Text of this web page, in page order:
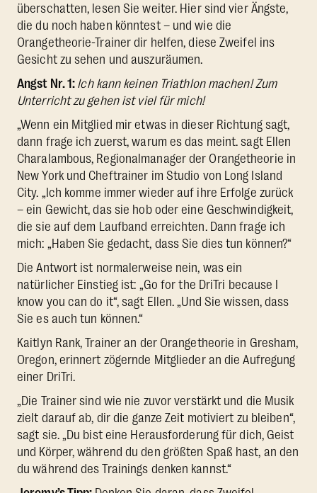
überschatten, lesen Sie weiter. Hier sind vier Ängste,
die du noch haben könntest – und wie die
Orangetheorie-Trainer dir helfen, diese Zweifel ins
Gesicht zu sehen und auszuräumen.
Angst Nr. 1: Ich kann keinen Triathlon machen! Zum
Unterricht zu gehen ist viel für mich!
„Wenn ein Mitglied mir etwas in dieser Richtung sagt,
dann frage ich zuerst, warum es das meint. sagt Ellen
Charalambous, Regionalmanager der Orangetheorie in
New York und Cheftrainer im Studio von Long Island
City. „Ich komme immer wieder auf ihre Erfolge zurück
– ein Gewicht, das sie hob oder eine Geschwindigkeit,
die sie auf dem Laufband erreichten. Dann frage ich
mich: „Haben Sie gedacht, dass Sie dies tun können?“
Die Antwort ist normalerweise nein, was ein
natürlicher Einstieg ist: „Go for the DriTri because I
know you can do it“, sagt Ellen. „Und Sie wissen, dass
Sie es auch tun können.“
Kaitlyn Rank, Trainer an der Orangetheorie in Gresham,
Oregon, erinnert zögernde Mitglieder an die Aufregung
einer DriTri.
„Die Trainer sind wie nie zuvor verstärkt und die Musik
zielt darauf ab, dir die ganze Zeit motiviert zu bleiben“,
sagt sie. „Du bist eine Herausforderung für dich, Geist
und Körper, während du den größten Spaß hast, an den
du während des Trainings denken kannst.“